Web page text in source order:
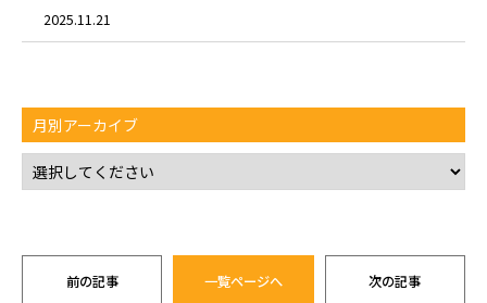
2025.11.21
月別アーカイブ
前の記事 一覧ページへ 次の記事